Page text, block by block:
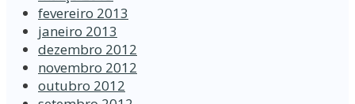
fevereiro 2013
janeiro 2013
dezembro 2012
novembro 2012
outubro 2012